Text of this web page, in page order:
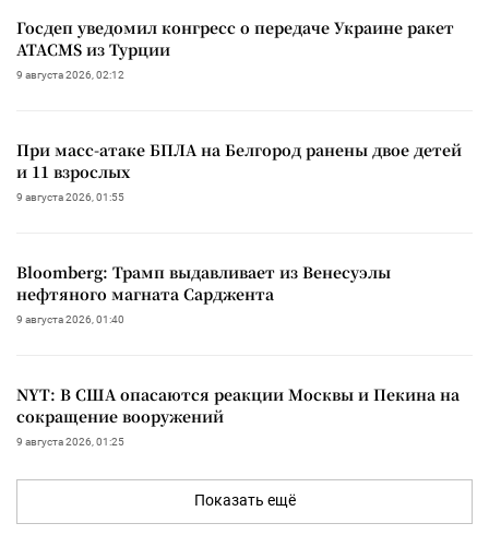
Госдеп уведомил конгресс о передаче Украине ракет
ATACMS из Турции
9 августа 2026, 02:12
При масс-атаке БПЛА на Белгород ранены двое детей
и 11 взрослых
9 августа 2026, 01:55
Bloomberg: Трамп выдавливает из Венесуэлы
нефтяного магната Сарджента
9 августа 2026, 01:40
NYT: В США опасаются реакции Москвы и Пекина на
сокращение вооружений
9 августа 2026, 01:25
Показать ещё